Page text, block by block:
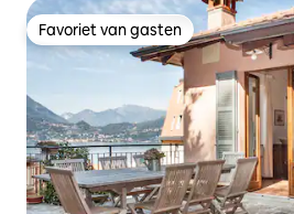
Favoriet van gasten
Favoriet van gasten